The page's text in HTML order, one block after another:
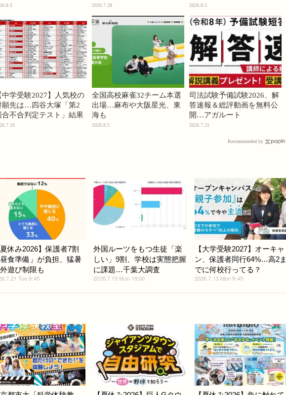
2026.7.28 2026.8.5
中学受験2027】人気校の
願先は…四谷大塚「第2
合不合判定テスト」結果
全国高校麻雀32チーム本選
出場…麻布や大阪星光、東
海も
2026.8.5
司法試験予備試験2026、解
答速報＆総評動画を無料公
開…アガルート
2026.7.21
Recommended by
夏休み2026】保護者7割
昼食準備」が負担、猛暑
遊び制限も
Tue 9:45
外国ルーツをもつ生徒「楽
しい」9割、学校は実態把握
に課題…千葉大調査
2026.7.13 Mon 19:00
【大学受験2027】オーキャ
ン、保護者同行64%…高2ま
でに何校行ってる？
2026.7.13 Mon 9:45